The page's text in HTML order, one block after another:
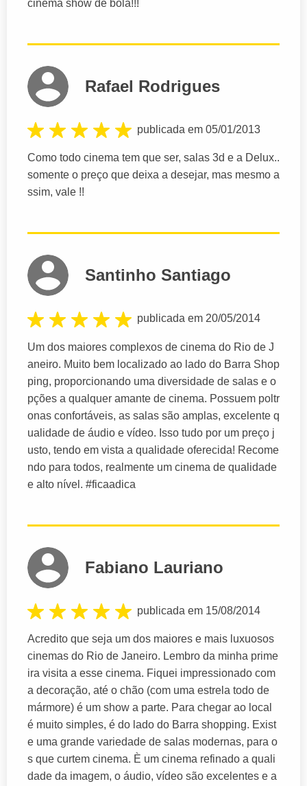
cinema show de bola!!!
Rafael Rodrigues
publicada em 05/01/2013
Como todo cinema tem que ser, salas 3d e a Delux..
somente o preço que deixa a desejar, mas mesmo a
ssim, vale !!
Santinho Santiago
publicada em 20/05/2014
Um dos maiores complexos de cinema do Rio de J
aneiro. Muito bem localizado ao lado do Barra Shop
ping, proporcionando uma diversidade de salas e o
pções a qualquer amante de cinema. Possuem poltr
onas confortáveis, as salas são amplas, excelente q
ualidade de áudio e vídeo. Isso tudo por um preço j
usto, tendo em vista a qualidade oferecida! Recome
ndo para todos, realmente um cinema de qualidade
e alto nível. #ficaadica
Fabiano Lauriano
publicada em 15/08/2014
Acredito que seja um dos maiores e mais luxuosos
cinemas do Rio de Janeiro. Lembro da minha prime
ira visita a esse cinema. Fiquei impressionado com
a decoração, até o chão (com uma estrela todo de
mármore) é um show a parte. Para chegar ao local
é muito simples, é do lado do Barra shopping. Exist
e uma grande variedade de salas modernas, para o
s que curtem cinema. È um cinema refinado a quali
dade da imagem, o áudio, vídeo são excelentes e a